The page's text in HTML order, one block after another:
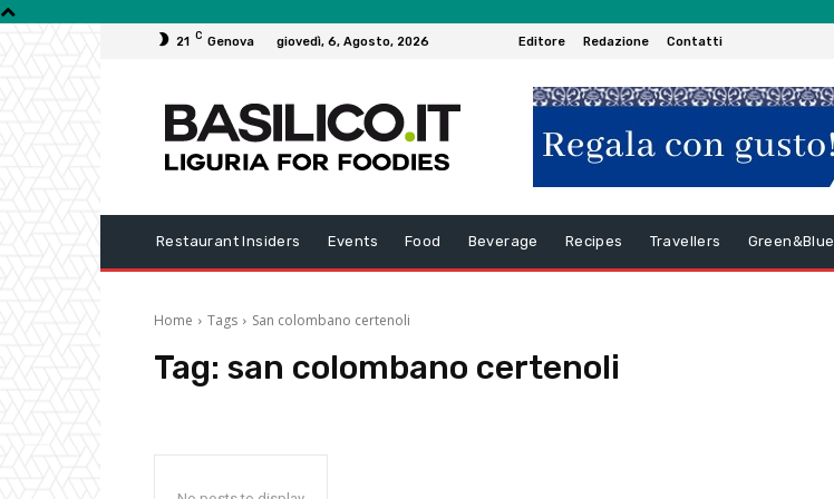
21 C Genova giovedì, 6, Agosto, 2026 Editore Redazione Contatti
Restaurant Insiders Events Food Beverage Recipes Travellers Green&Blue
Home Tags San colombano certenoli
Tag: san colombano certenoli